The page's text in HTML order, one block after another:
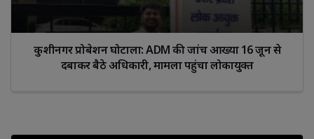
कुशीनगर प्रोबेशन घोटाला: ADM की जांच आख्या 16 जून से
दबाकर बैठे अधिकारी, मामला पहुंचा लोकायुक्त